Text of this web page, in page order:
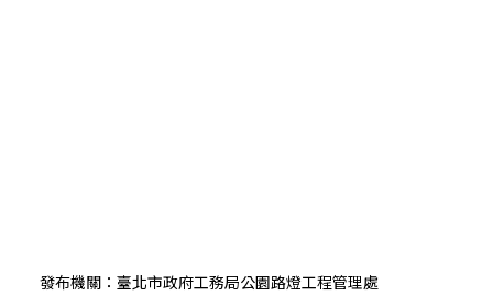
發布機關：臺北市政府工務局公園路燈工程管理處